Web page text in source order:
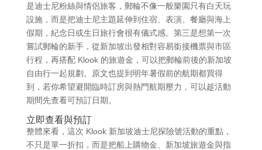
是迪士尼粉絲與情侶旅客，郵輪不像一般樂園只有白天玩
設施，而是把迪士尼主題延伸到住宿、表演、餐廳與海上
假期，紀念日或生日旅行會很有儀式感。第三是想第一次
嘗試郵輪的新手，從新加坡出發相對容易銜接機票與市區
行程，再搭配 Klook 的旅遊金，可以把郵輪前後的新加坡
自由行一起規劃。原文也提到明年暑假前的航期都買得
到，若你希望避開臨時訂房與熱門航期壓力，可以趁活動
期間先查看可預訂日期。
立即查看與預訂
整體來看，這次 Klook 新加坡迪士尼探險號活動的重點，
不只是單一折扣，而是把船上購物金、新加坡旅遊金與指